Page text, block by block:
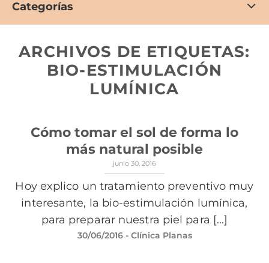
Categorías
ARCHIVOS DE ETIQUETAS:
BIO-ESTIMULACIÓN
LUMÍNICA
Cómo tomar el sol de forma lo
más natural posible
junio 30, 2016
Hoy explico un tratamiento preventivo muy
interesante, la bio-estimulación lumínica,
para preparar nuestra piel para [...]
30/06/2016- Clínica Planas